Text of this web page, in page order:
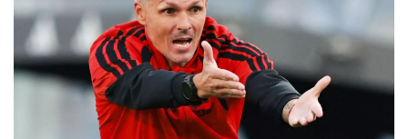
ACTUALIDAD Y TENDENCIAS
CORPORATIVO Y TRANSPARENCIA
CANAL DE DENUNCIAS